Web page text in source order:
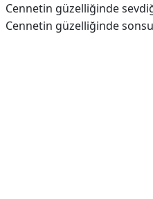
Cennetin güzelliğinde
Cennetin güzelliğinde